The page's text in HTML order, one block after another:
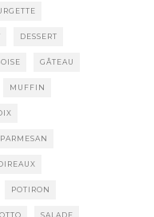
DESSERT
GÂTEAU
MUFFIN
PARMESAN
POTIRON
SALADE